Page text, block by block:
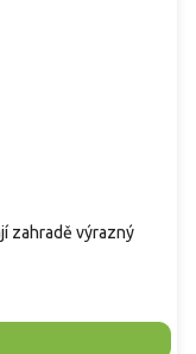
zahradě výrazný